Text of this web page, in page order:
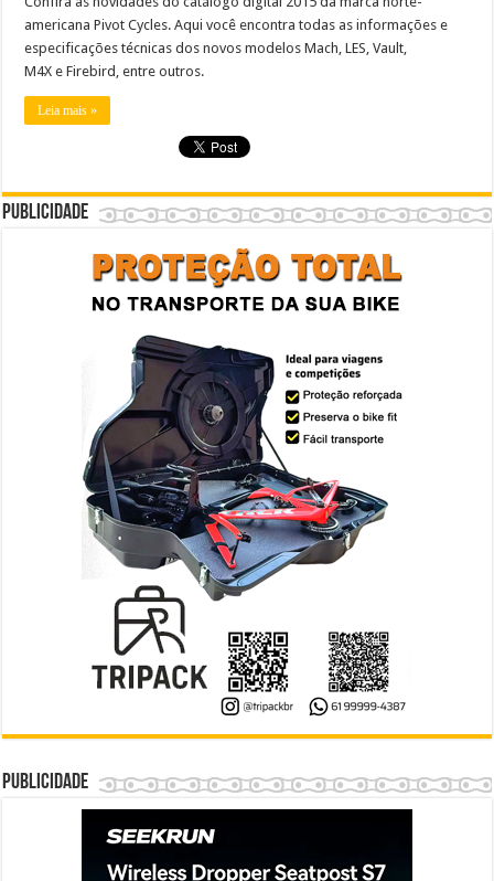
americana Pivot Cycles. Aqui você encontra todas as informações e
especificações técnicas dos novos modelos Mach, LES, Vault,
M4X e Firebird, entre outros.
Leia mais »
Publicidade
Publicidade